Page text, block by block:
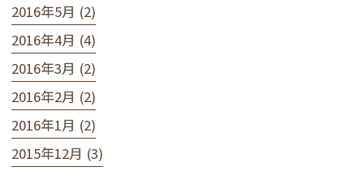
2016年5月 (2)
2016年4月 (4)
2016年3月 (2)
2016年2月 (2)
2016年1月 (2)
2015年12月 (3)